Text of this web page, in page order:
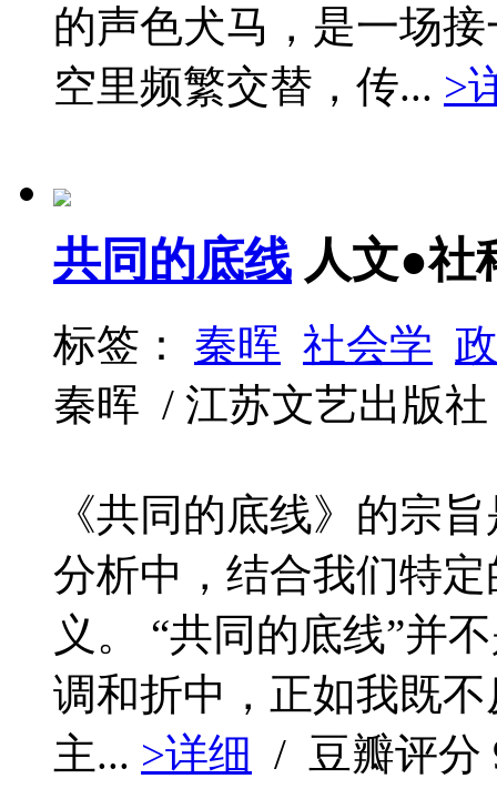
的声色犬马，是一场
空里频繁交替，传... >
共同的底线 人文●社
标签： 秦晖 社会学
秦晖 / 江苏文艺出版
《共同的底线》的宗
分析中，结合我们特
义。 “共同的底线”并
调和折中，正如我既
主... >详细 / 豆瓣评分